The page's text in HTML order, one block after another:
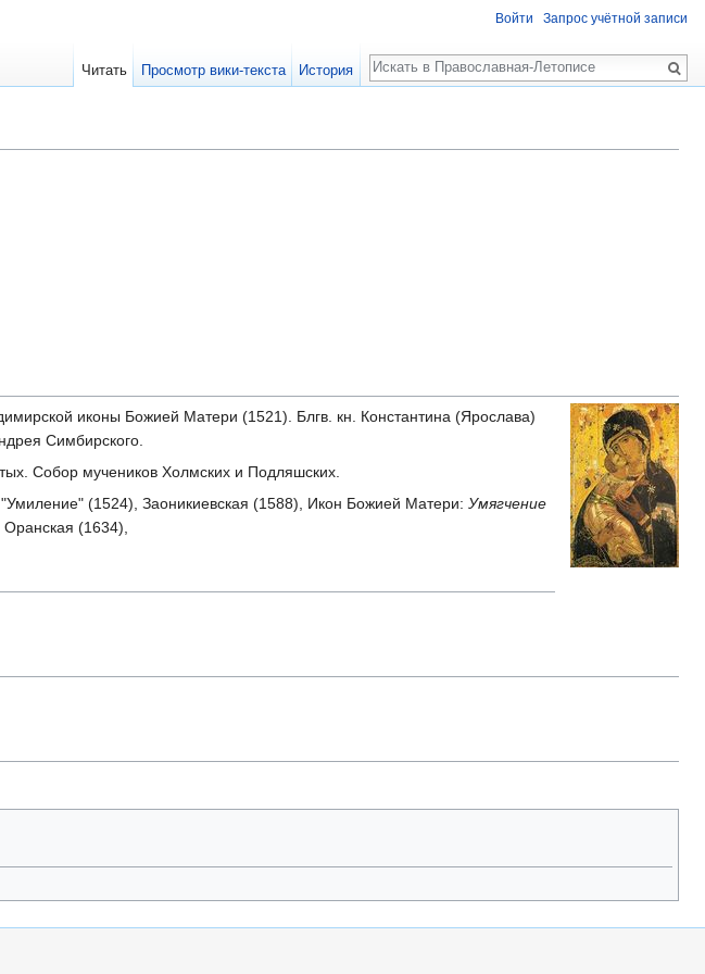
иконы Божией Матери (1521). Блгв. кн. Константина (Ярослава)
Симбирского.
Собор мучеников Холмских и Подляшских.
(1524), Заоникиевская (1588), Икон Божией Матери: Умягчение
Оранская (1634),
Войти Запрос учётной записи
Читать Просмотр вики-текста История
Поиск